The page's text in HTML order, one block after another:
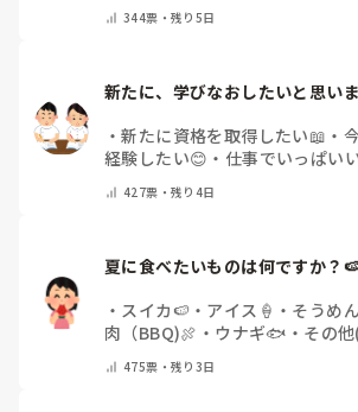
344票・残り5日
新たに、学びなおしたいと思い
・新たに資格を取得したい📖 ・
経験したい😊 ・ 仕事でいっぱい
教えてください）
427票・残り4日
夏に食べたいものは何ですか？
・ スイカ🍉 ・ アイス🍦 ・ そうめ
肉（BBQ)🍖 ・ ウナギ🐟 ・ その
475票・残り3日